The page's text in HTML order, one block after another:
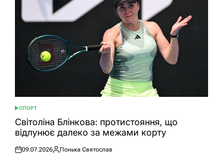
ОПУБЛІКУВАТИ
У
СПОРТ
Світоліна Блінкова: протистояння, що
відлунює далеко за межами корту
Оприлюднено
09.07.2026
Опубліковано
Понька Святослав